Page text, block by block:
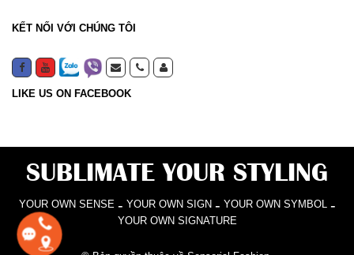
KẾT NỐI VỚI CHÚNG TÔI
LIKE US ON FACEBOOK
SUBLIMATE YOUR STYLING
YOUR OWN SENSE - YOUR OWN SIGN - YOUR OWN SYMBOL -
YOUR OWN SIGNATURE